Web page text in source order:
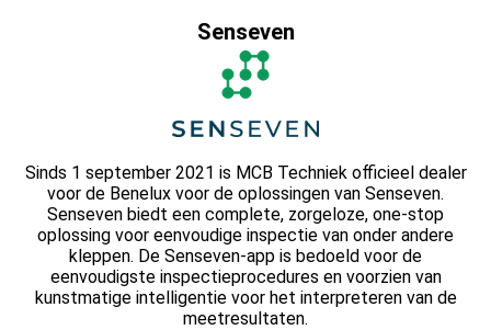
Senseven
Sinds 1 september 2021 is MCB Techniek officieel dealer
voor de Benelux voor de oplossingen van Senseven.
Senseven biedt een complete, zorgeloze, one-stop
oplossing voor eenvoudige inspectie van onder andere
kleppen. De Senseven-app is bedoeld voor de
eenvoudigste inspectieprocedures en voorzien van
kunstmatige intelligentie voor het interpreteren van de
meetresultaten.